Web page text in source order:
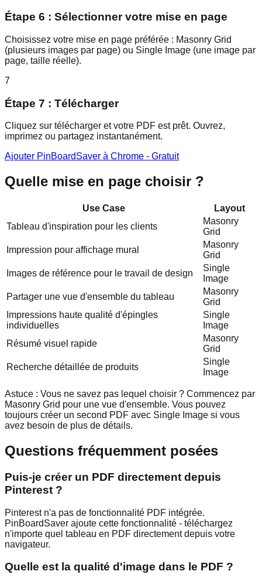
Étape 6 : Sélectionner votre mise en page
Choisissez votre mise en page préférée : Masonry Grid
(plusieurs images par page) ou Single Image (une image par
page, taille réelle).
7
Étape 7 : Télécharger
Cliquez sur télécharger et votre PDF est prêt. Ouvrez,
imprimez ou partagez instantanément.
Ajouter PinBoardSaver à Chrome - Gratuit
Quelle mise en page choisir ?
Use Case
Layout
Tableau d'inspiration pour les clients
Masonry
Grid
Impression pour affichage mural
Masonry
Grid
Images de référence pour le travail de design
Single
Image
Partager une vue d'ensemble du tableau
Masonry
Grid
Impressions haute qualité d'épingles
individuelles
Single
Image
Résumé visuel rapide
Masonry
Grid
Recherche détaillée de produits
Single
Image
Astuce : Vous ne savez pas lequel choisir ? Commencez par
Masonry Grid pour une vue d'ensemble. Vous pouvez
toujours créer un second PDF avec Single Image si vous
avez besoin de plus de détails.
Questions fréquemment posées
Puis-je créer un PDF directement depuis
Pinterest ?
Pinterest n'a pas de fonctionnalité PDF intégrée.
PinBoardSaver ajoute cette fonctionnalité - téléchargez
n'importe quel tableau en PDF directement depuis votre
navigateur.
Quelle est la qualité d'image dans le PDF ?